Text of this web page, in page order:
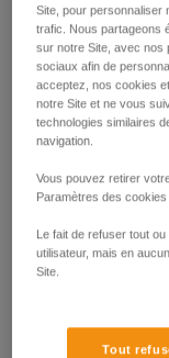
Systèmes utilisant
L’avantage de ces
la force et de la
d’obtenir des
Site, pour personnaliser
trafic. Nous partageons
sur notre Site, avec nos
sociaux afin de
acceptez, nos cookies
notre Site et ne vous
technologies similaires
navigation.
Vous pouvez retirer
Paramètres des
Le fait de refuser tout
utilisateur, mais en
Site.
Tout